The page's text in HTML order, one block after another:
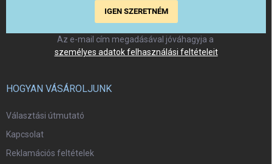
IGEN SZERETNÉM
Az e-mail cím megadásával jóváhagyja a
személyes adatok felhasználási feltételeit
HOGYAN VÁSÁROLJUNK
Választási útmutató
Kapcsolat
Reklamációs feltételek